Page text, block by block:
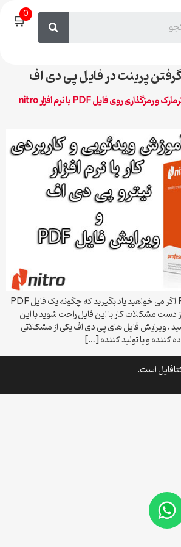
🛒0
پرینت در فایل پی دی اف
آموزش حذف، ویرایش ،واترمارک و رمزگذاری روی فایل PDF با نرم افزار nitro
آموزش ویرایش فایل PDF اگر می خواهید یاد بگیرید که چگونه یک فایل PDF
دست مشکلات کار با این فایل راحت شوید با این
، ویرایش فایل های پی دی اف یکی از مشکلاتی
کننده و یا تولید کننده […]
است.